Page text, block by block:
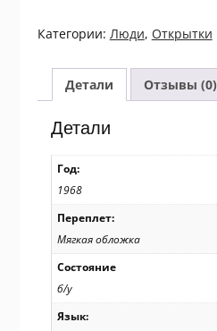
1968.
Варади
/p101
Категории: Люди, Открытки
Детали Отзывы (0)
Детали
Год:
1968
Переплет:
Мягкая обложка
Состояние
б/у
Язык: